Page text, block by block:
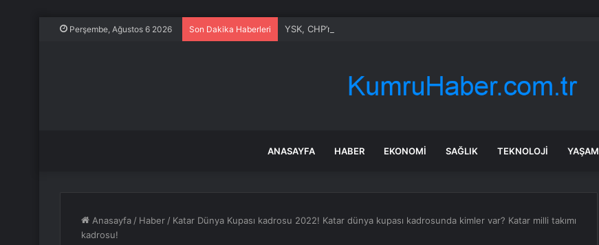
Perşembe, Ağustos 6 2026 Son Dakika Haberleri YSK, CHP’nin Başvurusunu Reddetti
ANASAYFA HABER EKONOMI SAĞLIK TEKNOLOJI YAŞAM
Anasayfa / Haber / Katar Dünya Kupası kadrosu 2022! Katar dünya kupası kadrosunda kimler var? Katar milli takımı
kadrosu!